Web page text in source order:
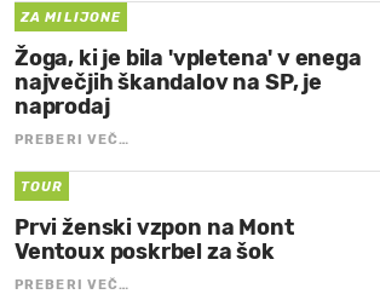
ZA MILIJONE
Žoga, ki je bila 'vpletena' v enega
največjih škandalov na SP, je
naprodaj
PREBERI VEČ…
TOUR
Prvi ženski vzpon na Mont
Ventoux poskrbel za šok
PREBERI VEČ…